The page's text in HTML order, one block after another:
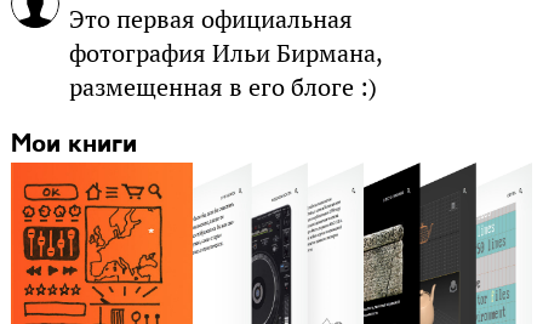
Это первая официальная
фотография Ильи Бирмана,
размещенная в его блоге :)
Мои книги